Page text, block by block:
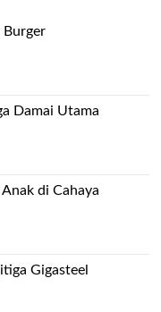
Burger
Damai Utama
di Cahaya
Gigasteel